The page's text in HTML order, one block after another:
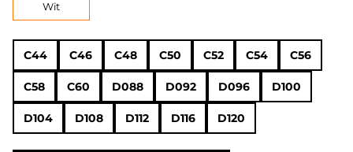
Wit
C44 C46 C48 C50 C52 C54 C56
C58 C60 D088 D092 D096 D100
D104 D108 D112 D116 D120